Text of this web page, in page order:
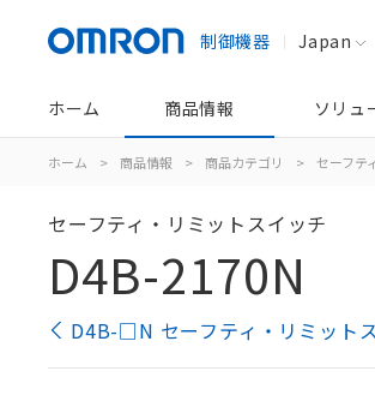
制御機器 Japan
ホーム 商品情報 ソリュ
ホーム > 商品情報 > 商品カテゴリ > セーフティ
セーフティ・リミットスイッチ
D4B-2170N
D4B-□N セーフティ・リミット